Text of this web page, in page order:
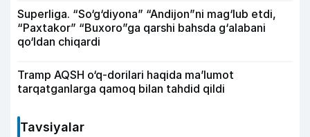
Superliga. “So‘g‘diyona” “Andijon”ni mag‘lub etdi,
“Paxtakor” “Buxoro”ga qarshi bahsda g‘alabani
qo‘ldan chiqardi
Tramp AQSH o‘q-dorilari haqida ma’lumot
tarqatganlarga qamoq bilan tahdid qildi
Tavsiyalar